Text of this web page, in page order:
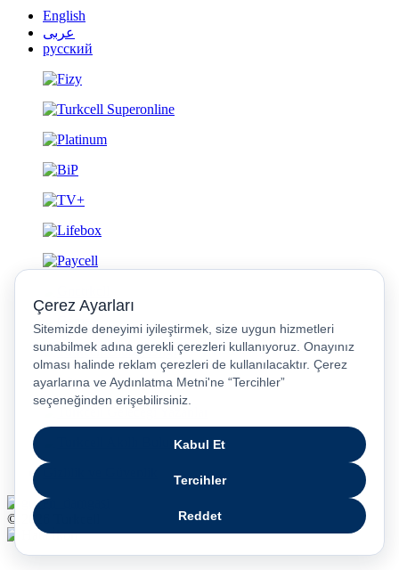
English
عربى
русский
© 2026 Turkcell